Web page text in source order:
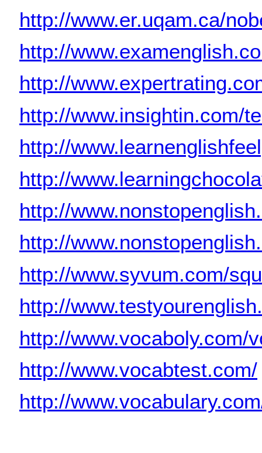
http://www.er.uqam.ca/
http://
http://
http://www.insightin.com/
http://
http://
http://
http://
http://www.syvum.com/
http://
http://www.vocaboly.com/
http://www.vocabtest.com/
http://